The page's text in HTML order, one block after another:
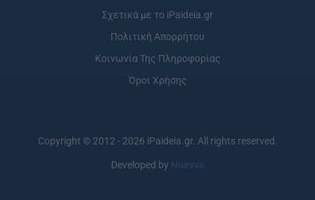
Σχετικά με το iPaideia.gr
Πολιτική Απορρήτου
Κοινωνία Της Πληροφορίας
Όροι Χρήσης
Copyright © 2012 - 2026 iPaideia.gr. All rights reserved.
Developed by